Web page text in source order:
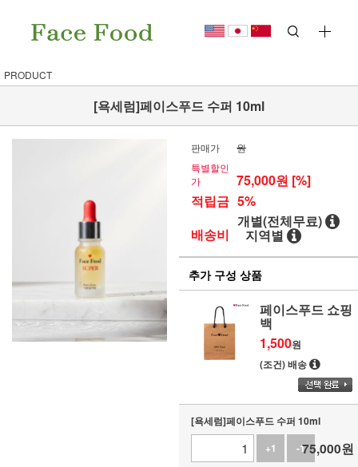
PRODUCT
[욕세럼]페이스푸드 수퍼 10ml
판매가
원
특별할인
가
75,000원 [%]
적립금 5%
배송비
개별(전체무료)
지역별
추가 구성 상품
페이스푸드 쇼핑
백
1,500원
(조건) 배송
[욕세럼]페이스푸드 수퍼 10ml
+1
-175,000원